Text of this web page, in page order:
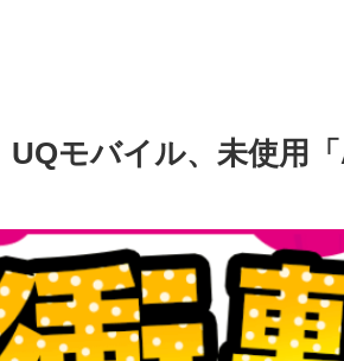
UQモバイル、未使用